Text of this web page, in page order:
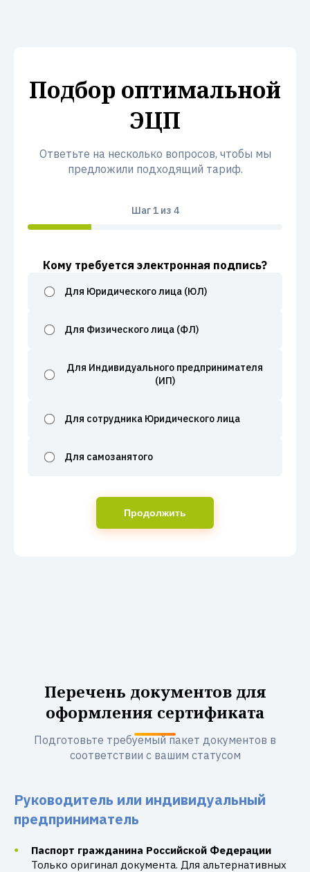
Подбор оптимальной
ЭЦП
Ответьте на несколько вопросов, чтобы мы
предложили подходящий тариф.
Шаг1из 4
Кому требуется электронная подпись?
Для Юридического лица (ЮЛ)
Для Физического лица (ФЛ)
Для Индивидуального предпринимателя
(ИП)
Для сотрудника Юридического лица
Для самозанятого
Продолжить
Перечень документов для
оформления сертификата
Подготовьте требуемый пакет документов в
соответствии с вашим статусом
Руководитель или индивидуальный
предприниматель
Паспорт гражданина Российской Федерации
Только оригинал документа. Для альтернативных